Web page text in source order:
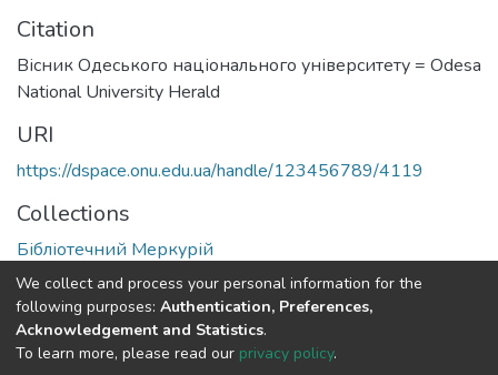
Citation
Вісник Одеського національного університету = Odesa
National University Herald
URI
https://dspace.onu.edu.ua/handle/123456789/4119
Collections
Бібліотечний Меркурій
Full item page
DSpace software copyright © 2009-2026
We collect and process your personal information for the
following purposes: Authentication, Preferences,
Acknowledgement and Statistics.
To learn more, please read our privacy policy.